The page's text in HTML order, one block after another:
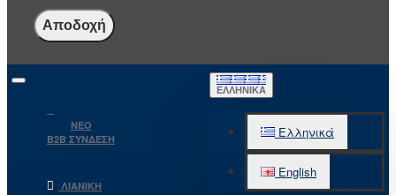
Αποδοχή
NEO
B2B ΣΥΝΔΕΣΗ
ΛΙΑΝΙΚΉ
ΕΛΛΗΝΙΚΆ
Ελληνικά
English